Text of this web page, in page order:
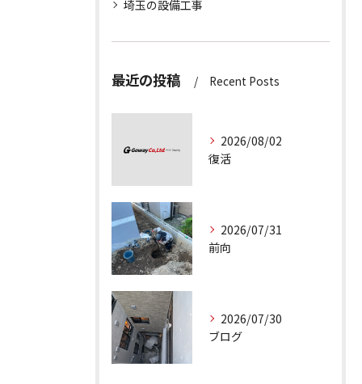
埼玉の設備工事
最近の投稿 Recent Posts
2026/08/02
復活
2026/07/31
前向
2026/07/30
ブログ